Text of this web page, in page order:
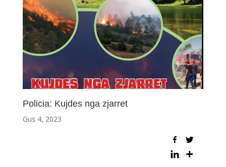
Policia: Kujdes nga zjarret
Gus 4, 2023